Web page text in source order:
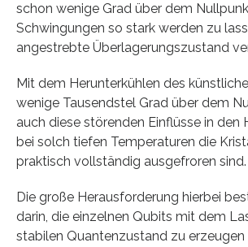
schon wenige Grad über dem
Schwingungen so stark werden zu
angestrebte Überlagerungszustand
Mit dem Herunterkühlen des
wenige Tausendstel Grad über dem
auch diese störenden Einflüsse in den
bei solch tiefen Temperaturen die
praktisch vollständig ausgefroren sind.
Die große Herausforderung hierbei
darin, die einzelnen Qubits mit dem
stabilen Quantenzustand zu